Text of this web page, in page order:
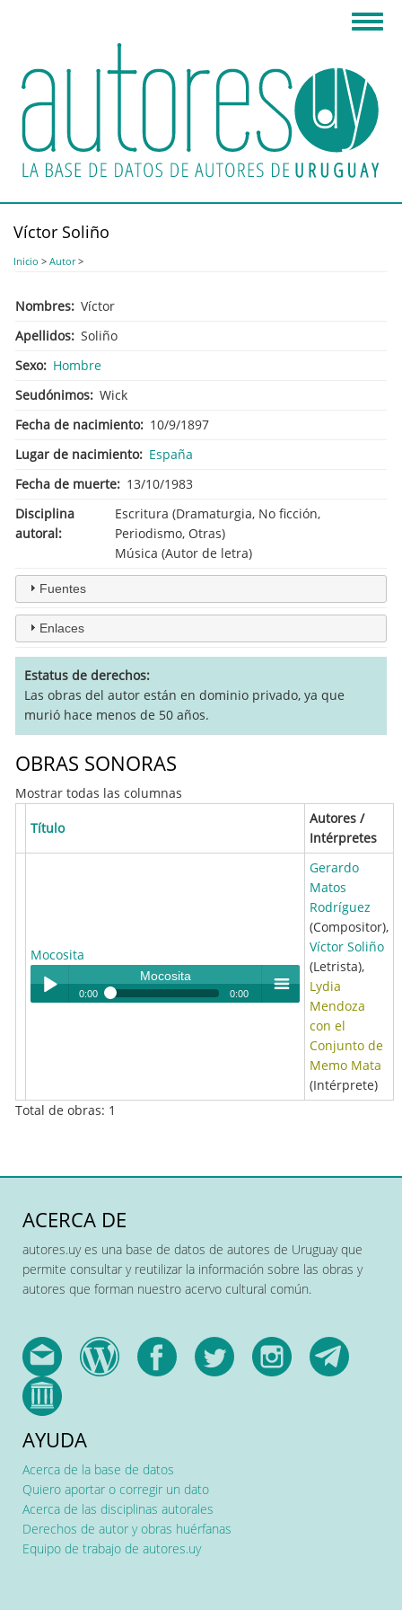
principal
Víctor Soliño
Inicio > Autor>
Nombres Víctor
Apellidos Soliño
Sexo
Hombre
Seudónimos Wick
Fecha de nacimiento
10/9/1897
Lugar de nacimiento
España
Fecha de muerte
13/10/1983
Disciplina
autoral
Escritura (Dramaturgia, No ficción,
Periodismo, Otras)
Música (Autor de letra)
Fuentes
Enlaces
Estatus de derechos
Las obras del autor están en dominio privado, ya que
murió hace menos de 50 años.
OBRAS SONORAS
Mostrar todas las columnas
Título
Autores /
Intérpretes
Mocosita
Mocosita
0:00 0:00
Gerardo
Matos
Rodríguez
(Compositor),
Víctor Soliño
(Letrista),
Lydia
Mendoza
con el
Conjunto de
Memo Mata
(Intérprete)
Total de obras: 1
ACERCA DE
autores.uy es una base de datos de autores de Uruguay que
permite consultar y reutilizar la información sobre las obras y
autores que forman nuestro acervo cultural común.
AYUDA
Acerca de la base de datos
Quiero aportar o corregir un dato
Acerca de las disciplinas autorales
Derechos de autor y obras huérfanas
Equipo de trabajo de autores.uy